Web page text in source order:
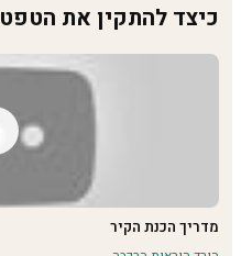
כיצד להתקין את הטפט
מדריך הכנת הקיר